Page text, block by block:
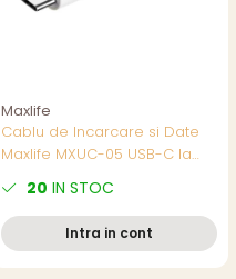
Maxlife
Cablu de Incarcare si Date
Maxlife MXUC-05 USB-C la
20W, Alb, pentru Incarcare
Rapida la Distanta
20 IN STOC
Intra in cont